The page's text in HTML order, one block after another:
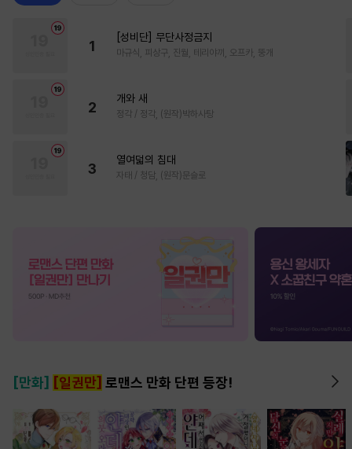
1
[성비단] 무단사정금지
마규식, 피상구, 진월, 테리야끼, 오프카, 뚱개
2
개와 새
정각 / 정각, (원작)박하사탕
3
열여덟의 침대
자태 / 청담, (원작)문슬로
[만화] [일권만] 로맨스 만화 단편 등장!